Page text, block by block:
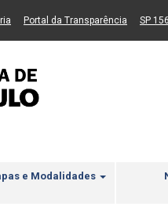
2 Ir para busca Ir
novo sítio)
(Link para um novo sítio)
Portal da Transparência (LinkSP 156
e Modalidades